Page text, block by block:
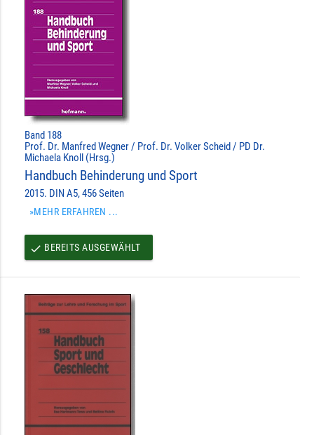
Band 188
Prof. Dr. Manfred Wegner / Prof. Dr. Volker Scheid / PD Dr.
Michaela Knoll (Hrsg.)
Handbuch Behinderung und Sport
2015. DIN A5, 456 Seiten
»MEHR ERFAHREN ...
done BEREITS AUSGEWÄHLT